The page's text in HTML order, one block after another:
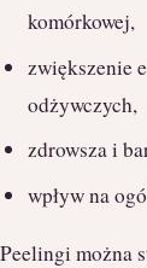
komórkowej,
zwiększenie
odżywczych,
zdrowsza i
wpływ na
Peelingi można